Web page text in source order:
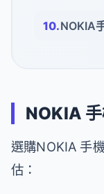
NOKIA
NOKIA
選購NOKIA 手
估：